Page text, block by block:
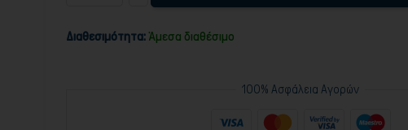
Διαθεσιμότητα: Άμεσα διαθέσιμο
100% Ασφάλεια Αγορών